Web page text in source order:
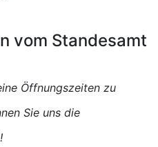
vom Standesamt
Öffnungszeiten zu
Sie uns die